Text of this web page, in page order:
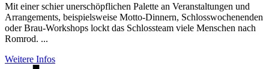
Mit einer schier unerschöpflichen Palette an Veranstaltungen und
Arrangements, beispielsweise Motto-Dinnern, Schlosswochenenden
oder Brau-Workshops lockt das Schlossteam viele Menschen nach
Romrod. ...
Weitere Infos